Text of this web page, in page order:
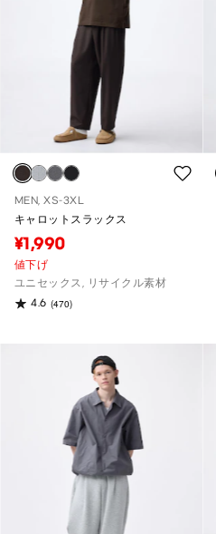
MEN, XS-3XL
キャロットスラックス
¥1,990
値下げ
ユニセックス, リサイクル素材
4.6 (470)